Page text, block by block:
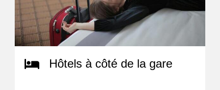
Hôtels à côté de la gare